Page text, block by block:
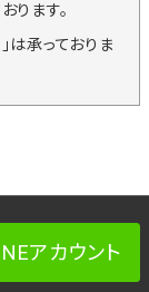
ります。
は承っておりま
アカウント